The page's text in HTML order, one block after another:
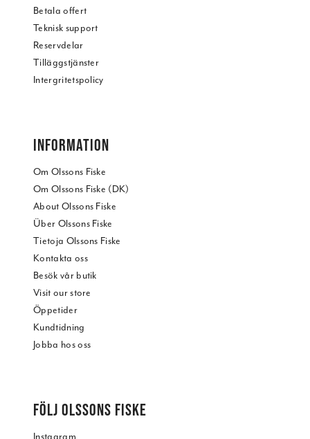
Betala offert
Teknisk support
Reservdelar
Tilläggstjänster
Intergritetspolicy
INFORMATION
Om Olssons Fiske
Om Olssons Fiske (DK)
About Olssons Fiske
Über Olssons Fiske
Tietoja Olssons Fiske
Kontakta oss
Besök vår butik
Visit our store
Öppetider
Kundtidning
Jobba hos oss
FÖLJ OLSSONS FISKE
Instagram